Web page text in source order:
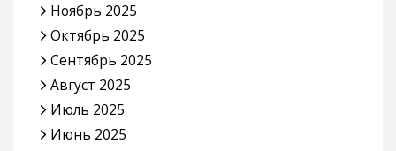
Ноябрь 2025
Октябрь 2025
Сентябрь 2025
Август 2025
Июль 2025
Июнь 2025